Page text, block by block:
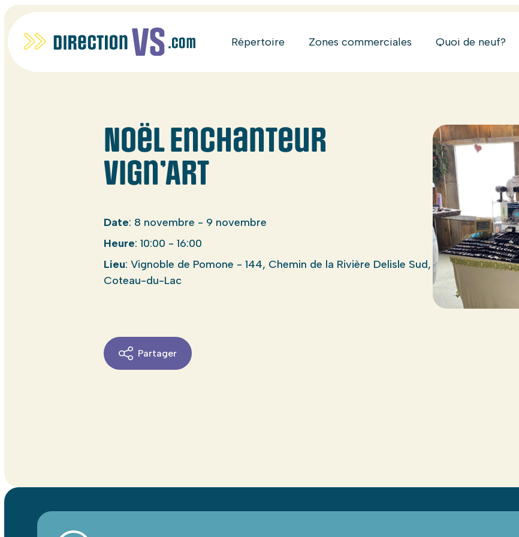
Répertoire Zones commerciales Quoi de neuf?
Noël Enchanteur
Vign’Art
Date: 8 novembre - 9 novembre
Heure: 10:00 - 16:00
Lieu: Vignoble de Pomone - 144, Chemin de la Rivière Delisle Sud,
Coteau-du-Lac
Partager